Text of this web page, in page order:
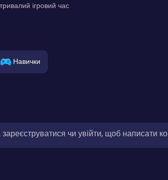
ігровий час
Навички
чи увійти, щоб написати